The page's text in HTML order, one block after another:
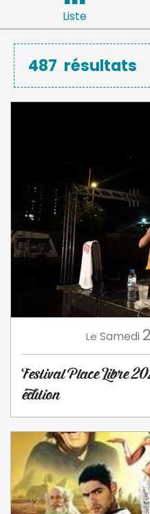
Liste
487 résultats
Le Samedi
Festival Place Libre
édition